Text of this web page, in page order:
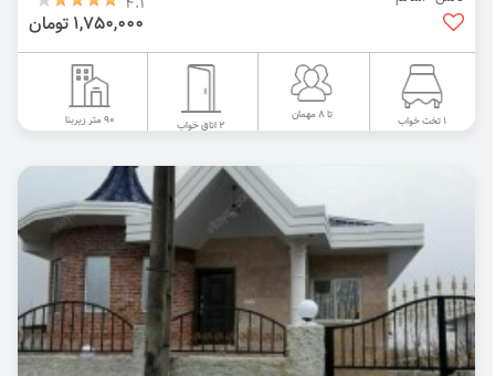
1,750,000 تومان
1 تخت خواب تا 8 مهمان
2 اتاق خواب 90 متر زیربنا